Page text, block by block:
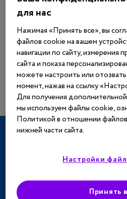
Еще нет
ТЕРАПЕВТИЧЕСКИЕ
СПЕЦПРОЕКТЫ
МЕРОПРИЯТИЯ
для нас
Нажимая «Принять все», вы
файлов cookie на вашем
навигации по сайту, измерения
сайта и показа
можете настроить или
момент, нажав на ссылку
Для получения
мы используем файлы cookie,
Политикой в отношении
нижней части сайта.
Настройки
Принять